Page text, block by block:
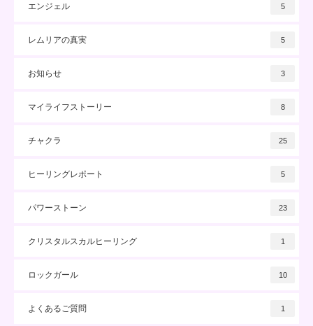
エンジェル 5
レムリアの真実 5
お知らせ 3
マイライフストーリー 8
チャクラ 25
ヒーリングレポート 5
パワーストーン 23
クリスタルスカルヒーリング 1
ロックガール 10
よくあるご質問 1